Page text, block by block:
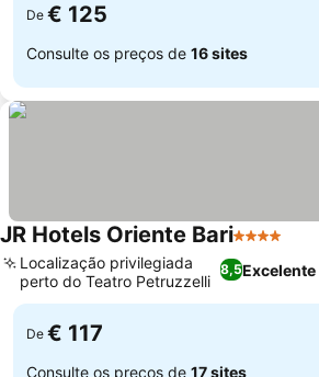
De € 125
Consulte os preços de 16 sites
JR Hotels Oriente Bari4 Estrelas
8,5Excelente
Localização privilegiada
perto do Teatro Petruzzelli
De € 117
Consulte os preços de 17 sites